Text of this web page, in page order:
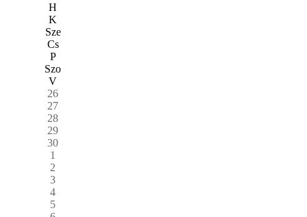
H
K
Sze
Cs
P
Szo
V
26
27
28
29
30
1
2
3
4
5